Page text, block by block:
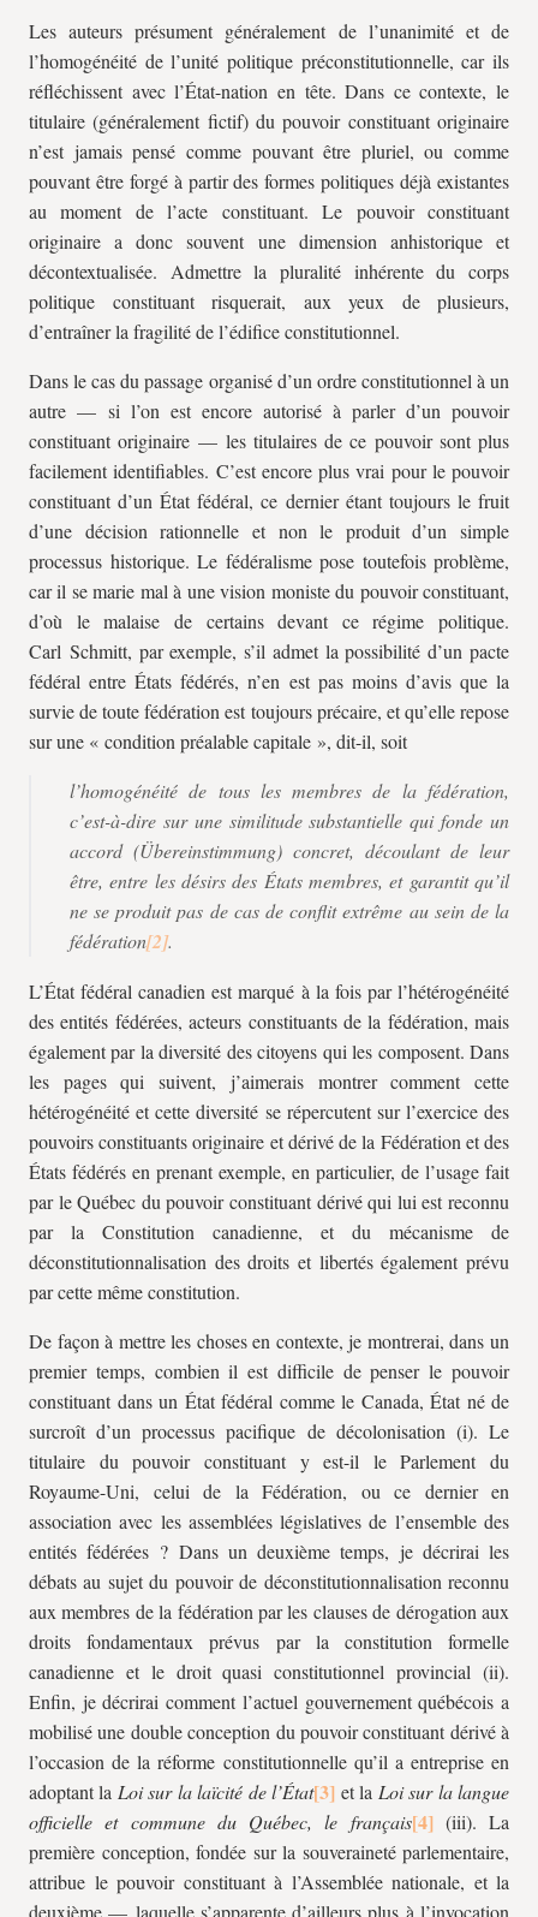
Les auteurs présument généralement de l’unanimité et de
l’homogénéité de l’unité politique préconstitutionnelle, car ils
réfléchissent avec l’État-nation en tête. Dans ce contexte, le
titulaire (généralement fictif) du pouvoir constituant originaire
n’est jamais pensé comme pouvant être pluriel, ou comme
pouvant être forgé à partir des formes politiques déjà existantes
au moment de l’acte constituant. Le pouvoir constituant
originaire a donc souvent une dimension anhistorique et
décontextualisée. Admettre la pluralité inhérente du corps
politique constituant risquerait, aux yeux de plusieurs,
d’entraîner la fragilité de l’édifice constitutionnel.
Dans le cas du passage organisé d’un ordre constitutionnel à un
autre — si l’on est encore autorisé à parler d’un pouvoir
constituant originaire — les titulaires de ce pouvoir sont plus
facilement identifiables. C’est encore plus vrai pour le pouvoir
constituant d’un État fédéral, ce dernier étant toujours le fruit
d’une décision rationnelle et non le produit d’un simple
processus historique. Le fédéralisme pose toutefois problème,
car il se marie mal à une vision moniste du pouvoir constituant,
d’où le malaise de certains devant ce régime politique.
Carl Schmitt, par exemple, s’il admet la possibilité d’un pacte
fédéral entre États fédérés, n’en est pas moins d’avis que la
survie de toute fédération est toujours précaire, et qu’elle repose
sur une « condition préalable capitale », dit-il, soit
l’homogénéité de tous les membres de la fédération,
c’est-à-dire sur une similitude substantielle qui fonde un
accord (Übereinstimmung) concret, découlant de leur
être, entre les désirs des États membres, et garantit qu’il
ne se produit pas de cas de conflit extrême au sein de la
fédération
.
L’État fédéral canadien est marqué à la fois par l’hétérogénéité
des entités fédérées, acteurs constituants de la fédération, mais
également par la diversité des citoyens qui les composent. Dans
les pages qui suivent, j’aimerais montrer comment cette
hétérogénéité et cette diversité se répercutent sur l’exercice des
pouvoirs constituants originaire et dérivé de la Fédération et des
États fédérés en prenant exemple, en particulier, de l’usage fait
par le Québec du pouvoir constituant dérivé qui lui est reconnu
par la Constitution canadienne, et du mécanisme de
déconstitutionnalisation des droits et libertés également prévu
par cette même constitution.
De façon à mettre les choses en contexte, je montrerai, dans un
premier temps, combien il est difficile de penser le pouvoir
constituant dans un État fédéral comme le Canada, État né de
surcroît d’un processus pacifique de décolonisation (i). Le
titulaire du pouvoir constituant y est-il le Parlement du
Royaume-Uni, celui de la Fédération, ou ce dernier en
association avec les assemblées législatives de l’ensemble des
entités fédérées ? Dans un deuxième temps, je décrirai les
débats au sujet du pouvoir de déconstitutionnalisation reconnu
aux membres de la fédération par les clauses de dérogation aux
droits fondamentaux prévus par la constitution formelle
canadienne et le droit quasi constitutionnel provincial (ii).
Enfin, je décrirai comment l’actuel gouvernement québécois a
mobilisé une double conception du pouvoir constituant dérivé à
l’occasion de la réforme constitutionnelle qu’il a entreprise en
adoptant la Loi sur la laïcité de l’État et la Loi sur la langue
officielle et commune du Québec, le français
(iii). La
première conception, fondée sur la souveraineté parlementaire,
attribue le pouvoir constituant à l’Assemblée nationale, et la
deuxième — laquelle s’apparente d’ailleurs plus à l’invocation